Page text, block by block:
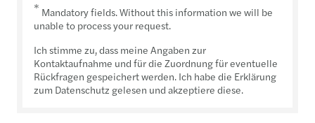
* Mandatory fields. Without this information we will be
unable to process your request.
Ich stimme zu, dass meine Angaben zur
Kontaktaufnahme und für die Zuordnung für eventuelle
Rückfragen gespeichert werden. Ich habe die Erklärung
zum Datenschutz gelesen und akzeptiere diese.